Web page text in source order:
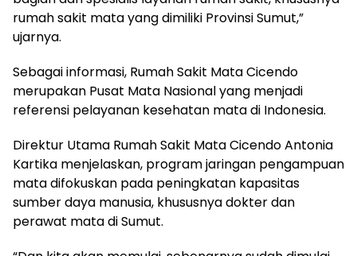
rumah sakit mata yang dimiliki Provinsi Sumut,”
ujarnya.
Sebagai informasi, Rumah Sakit Mata Cicendo
merupakan Pusat Mata Nasional yang menjadi
referensi pelayanan kesehatan mata di Indonesia.
Direktur Utama Rumah Sakit Mata Cicendo Antonia
Kartika menjelaskan, program jaringan pengampuan
mata difokuskan pada peningkatan kapasitas
sumber daya manusia, khususnya dokter dan
perawat mata di Sumut.